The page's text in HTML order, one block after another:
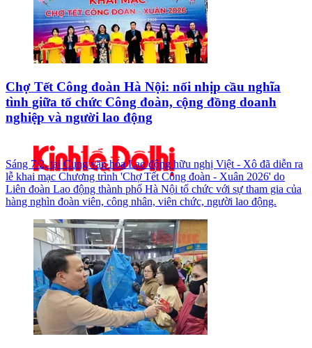
Chợ Tết Công đoàn Hà Nội: nối nhịp cầu nghĩa
tình giữa tổ chức Công đoàn, cộng đồng doanh
nghiệp và người lao động
Sáng 7/2, tại Cung văn hóa Lao động hữu nghị Việt - Xô đã diễn ra
lễ khai mạc Chương trình 'Chợ Tết Công đoàn - Xuân 2026' do
Liên đoàn Lao động thành phố Hà Nội tổ chức với sự tham gia của
hàng nghìn đoàn viên, công nhân, viên chức, người lao động.